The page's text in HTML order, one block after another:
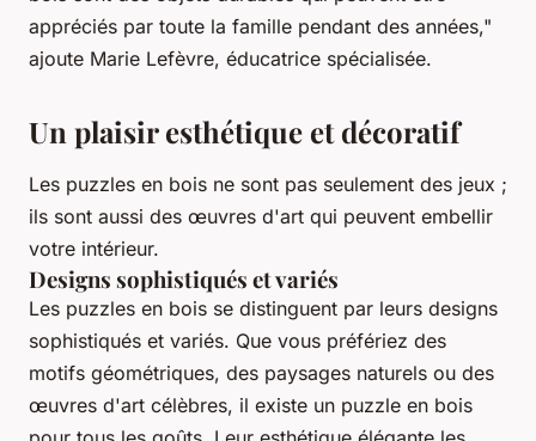
appréciés par toute la famille pendant des années,"
ajoute Marie Lefèvre, éducatrice spécialisée.
Un plaisir esthétique et décoratif
Les puzzles en bois ne sont pas seulement des jeux ;
ils sont aussi des œuvres d'art qui peuvent embellir
votre intérieur.
Designs sophistiqués et variés
Les puzzles en bois se distinguent par leurs designs
sophistiqués et variés. Que vous préfériez des
motifs géométriques, des paysages naturels ou des
œuvres d'art célèbres, il existe un puzzle en bois